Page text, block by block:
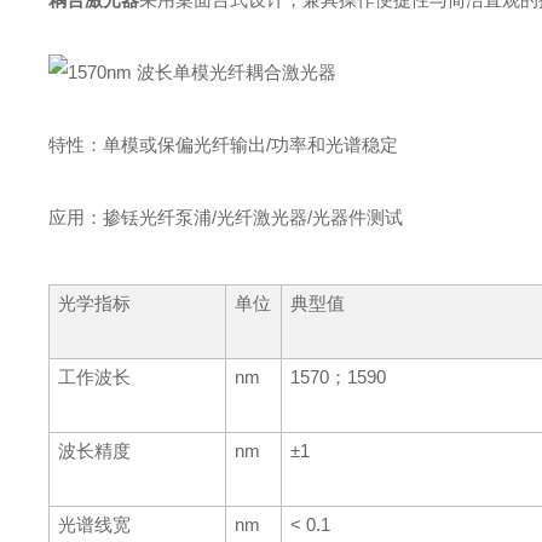
特性：单模或保偏光纤输出/功率和光谱稳定
应用：掺铥光纤泵浦/光纤激光器/光器件测试
光学指标 单位 典型值
工作波长 nm 1570；1590
波长精度 nm ±1
光谱线宽 nm < 0.1